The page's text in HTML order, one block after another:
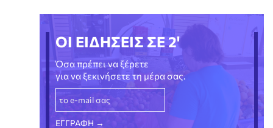
ΟΙ ΕΙΔΗΣΕΙΣ ΣΕ 2'
Όσα πρέπει να ξέρετε
για να ξεκινήσετε τη μέρα σας.